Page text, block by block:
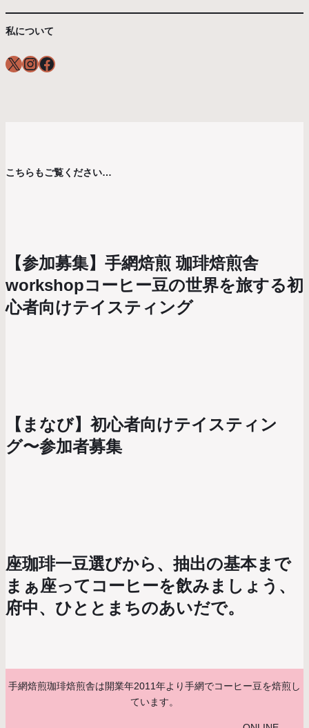
私について
X InstagramFacebook
こちらもご覧ください…
【参加募集】手網焙煎 珈琲焙煎舎
workshopコーヒー豆の世界を旅する初
心者向けテイスティング
【まなび】初心者向けテイスティン
グ〜参加者募集
座珈琲一豆選びから、抽出の基本まで
まぁ座ってコーヒーを飲みましょう、
府中、ひととまちのあいだで。
手網焙煎珈琲焙煎舎は開業年2011年より手網でコーヒー豆を焙煎し
ています。